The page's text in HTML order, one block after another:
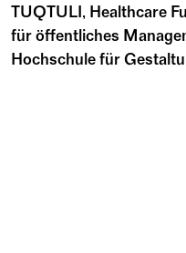
TUQTULI, Healthcare
für öffentliches
Hochschule für